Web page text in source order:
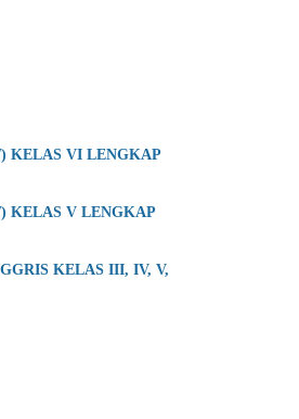
KELAS VI LENGKAP
KELAS V LENGKAP
KELAS III, IV, V,